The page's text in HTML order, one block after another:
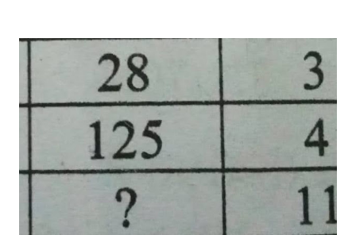
से उत्तराखंड को बचाने के लिए उत्तराखंड में मार्शल लॉ लागू किया जिससे पहाड़ का
संपर्क देश के अन्य भागों से कट गया। यहां तक कि अंग्रेजों का सामान ढोने हेतु कुली
तक मिलने बंद हो गए थे। उत्तराखंड में मार्शल लॉ लागू -1857 1857 में क्रांति की
संभावना को देखते हुए उत्तराखंड में हेनरी रैमजे ने पूर्ण सतर्कता का परिचय देते...